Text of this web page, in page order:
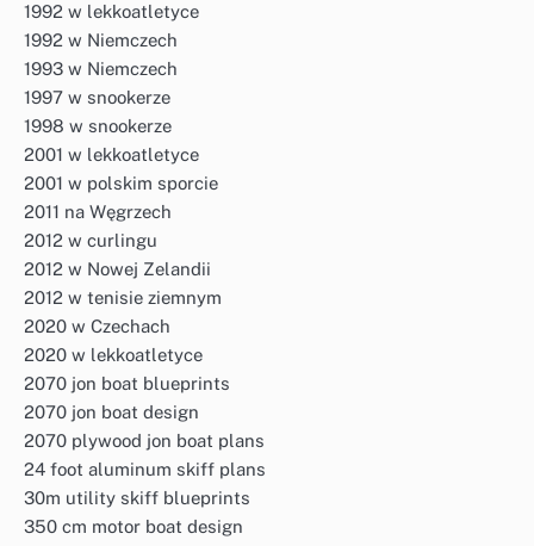
1992 w lekkoatletyce
1992 w Niemczech
1993 w Niemczech
1997 w snookerze
1998 w snookerze
2001 w lekkoatletyce
2001 w polskim sporcie
2011 na Węgrzech
2012 w curlingu
2012 w Nowej Zelandii
2012 w tenisie ziemnym
2020 w Czechach
2020 w lekkoatletyce
2070 jon boat blueprints
2070 jon boat design
2070 plywood jon boat plans
24 foot aluminum skiff plans
30m utility skiff blueprints
350 cm motor boat design